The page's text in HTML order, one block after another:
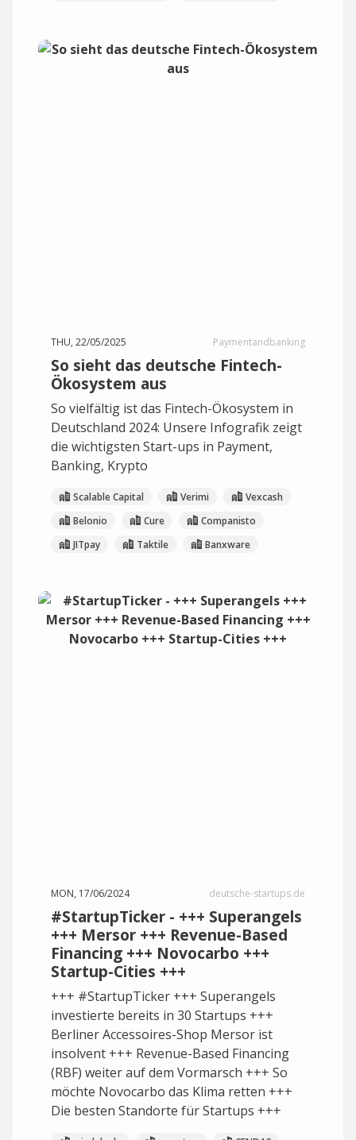
THU, 22/05/2025 Paymentandbanking
So sieht das deutsche Fintech-
Ökosystem aus
So vielfältig ist das Fintech-Ökosystem in
Deutschland 2024: Unsere Infografik zeigt
die wichtigsten Start-ups in Payment,
Banking, Krypto
Scalable Capital Verimi
Vexcash
Belonio
Cure
Companisto
JITpay
Taktile Banxware
MON, 17/06/2024 deutsche-startups.de
#StartupTicker - +++ Superangels
+++ Mersor +++ Revenue-Based
Financing +++ Novocarbo +++
Startup-Cities +++
+++ #StartupTicker +++ Superangels
investierte bereits in 30 Startups +++
Berliner Accessoires-Shop Mersor ist
insolvent +++ Revenue-Based Financing
(RBF) weiter auf dem Vormarsch +++ So
möchte Novocarbo das Klima retten +++
Die besten Standorte für Startups +++